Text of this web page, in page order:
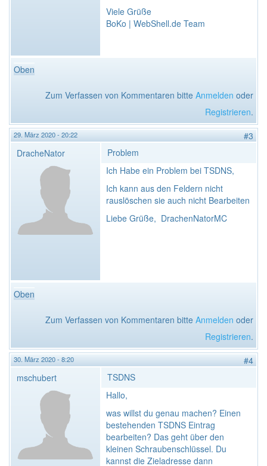
Viele Grüße
BoKo | WebShell.de Team
Oben
Zum Verfassen von Kommentaren bitte Anmelden oder
Registrieren.
29. März 2020 - 20:22
#3
DracheNator
Problem
Ich Habe ein Problem bei TSDNS,
Ich kann aus den Feldern nicht
rauslöschen sie auch nicht Bearbeiten
Liebe Grüße, DrachenNatorMC
Oben
Zum Verfassen von Kommentaren bitte Anmelden oder
Registrieren.
30. März 2020 - 8:20
#4
mschubert
TSDNS
Hallo,
was willst du genau machen? Einen
bestehenden TSDNS Eintrag
bearbeiten? Das geht über den
kleinen Schraubenschlüssel. Du
kannst die Zieladresse dann